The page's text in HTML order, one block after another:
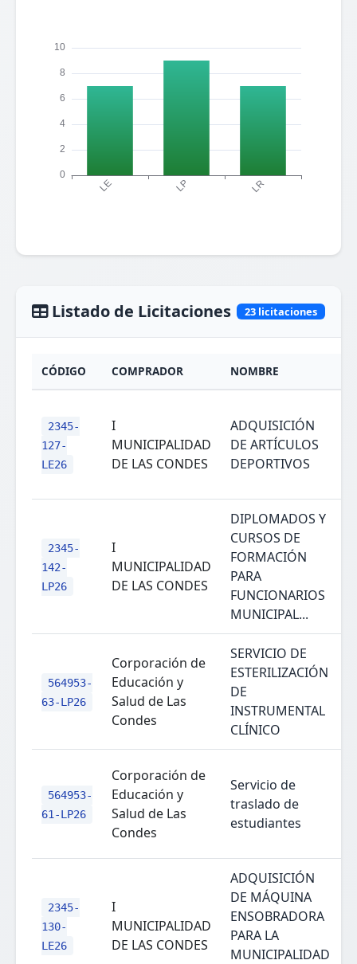
Listado de Licitaciones 23 licitaciones
CÓDIGO COMPRADOR NOMBRE
2345-
127-
LE26
I
MUNICIPALIDAD
DE LAS CONDES
ADQUISICIÓN
DE ARTÍCULOS
DEPORTIVOS
2345-
142-
LP26
I
MUNICIPALIDAD
DE LAS CONDES
DIPLOMADOS Y
CURSOS DE
FORMACIÓN
PARA
FUNCIONARIOS
MUNICIPAL...
564953-
63-LP26
Corporación de
Educación y
Salud de Las
Condes
SERVICIO DE
ESTERILIZACIÓN
DE
INSTRUMENTAL
CLÍNICO
564953-
61-LP26
Corporación de
Educación y
Salud de Las
Condes
Servicio de
traslado de
estudiantes
2345-
130-
LE26
I
MUNICIPALIDAD
DE LAS CONDES
ADQUISICIÓN
DE MÁQUINA
ENSOBRADORA
PARA LA
MUNICIPALIDAD